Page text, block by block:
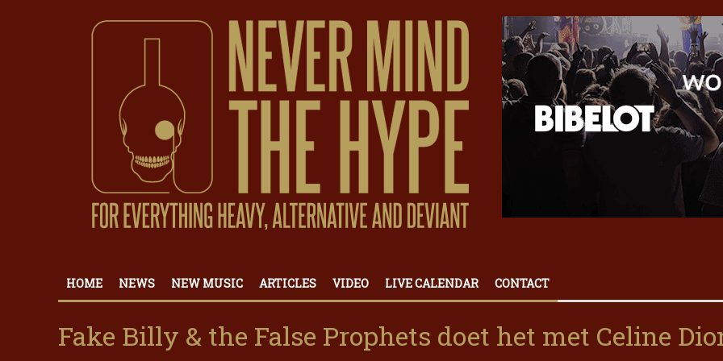
HOME NEWS NEW MUSIC ARTICLES VIDEO LIVE CALENDAR CONTACT
Fake Billy & the False Prophets doet het met Celine